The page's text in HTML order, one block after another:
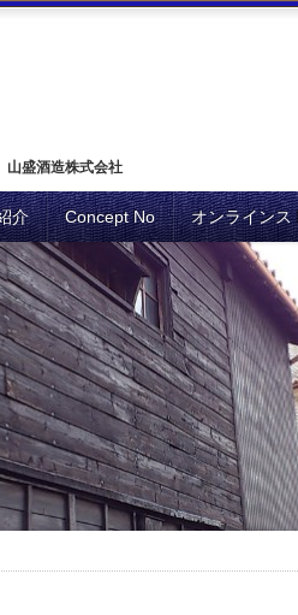
盛酒造株式会社
介 Concept No オンラインス